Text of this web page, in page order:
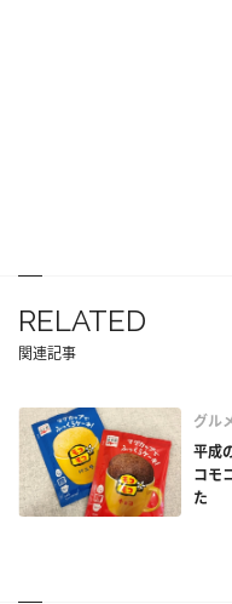
RELATED
関連記事
グル
平成
コモ
た